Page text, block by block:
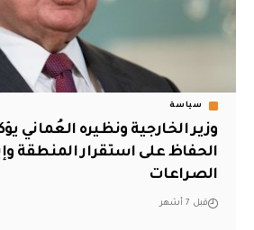
سياسة
وزير الخارجية ونظيره العُماني
الحفاظ على استقرار المنطقة
الصراعات
قبل 7 أشهر